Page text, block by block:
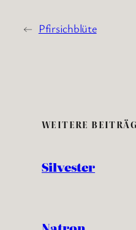
← Pfirsichblüte
WEITERE
Silvester